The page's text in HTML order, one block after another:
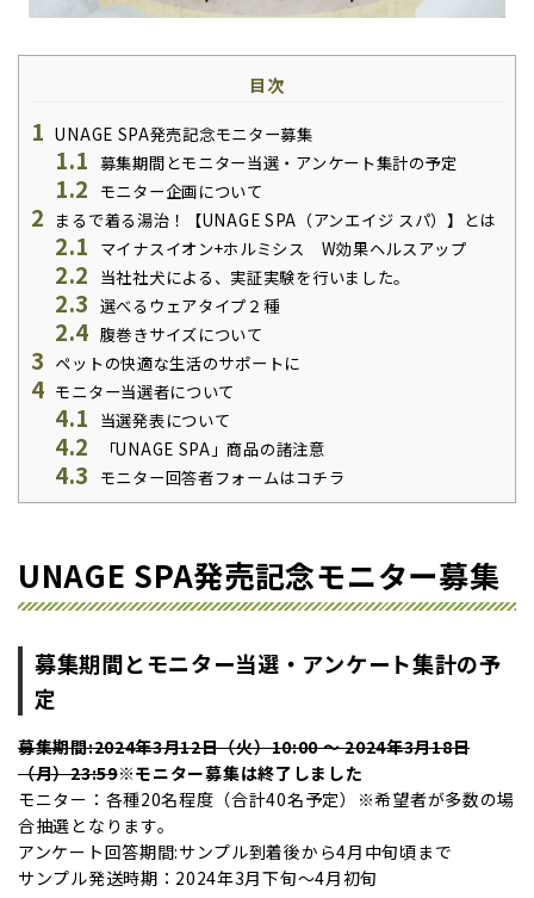
目次
1 UNAGE SPA発売記念モニター募集
1.1 募集期間とモニター当選・アンケート集計の予定
1.2 モニター企画について
2 まるで着る湯治！【UNAGE SPA（アンエイジ スパ）】とは
2.1 マイナスイオン+ホルミシス W効果ヘルスアップ
2.2 当社社犬による、実証実験を行いました。
2.3 選べるウェアタイプ２種
2.4 腹巻きサイズについて
3 ペットの快適な生活のサポートに
4 モニター当選者について
4.1 当選発表について
4.2 「UNAGE SPA」商品の諸注意
4.3 モニター回答者フォームはコチラ
UNAGE SPA発売記念モニター募集
募集期間とモニター当選・アンケート集計の予
定
募集期間:2024年3月12日（火）10:00 ～ 2024年3月18日
（月）23:59※モニター募集は終了しました
モニター：各種20名程度（合計40名予定）※希望者が多数の場
合抽選となります。
アンケート回答期間:サンプル到着後から4月中旬頃まで
サンプル発送時期：2024年3月下旬～4月初旬